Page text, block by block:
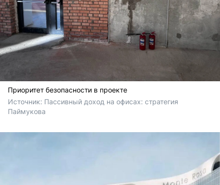
Приоритет безопасности в проекте
Источник: Пассивный доход на офисах: стратегия
Паймукова